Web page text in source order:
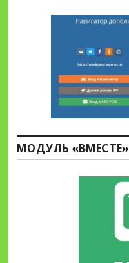
МОДУЛЬ «ВМЕСТЕ»